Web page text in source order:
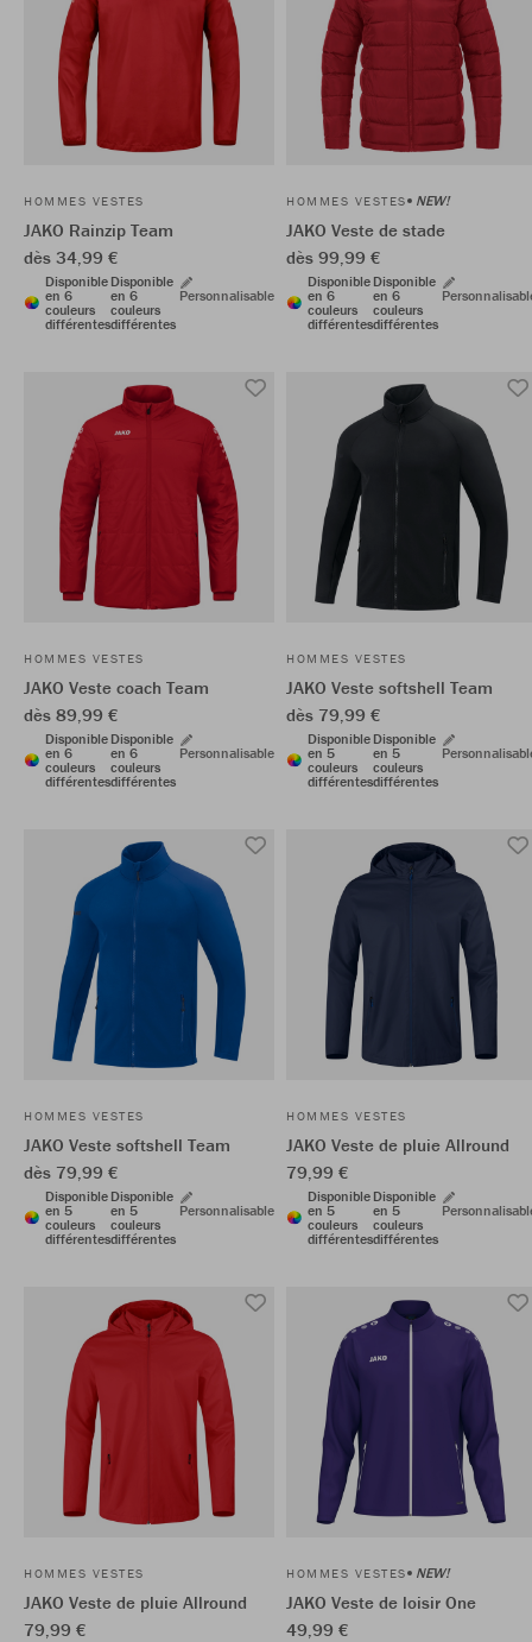
HOMMES VESTES
JAKO Rainzip Team
dès 34,99 €
Disponible
en 6
couleurs
différentes
Disponible
en 6
couleurs
différentes
Personnalisable
HOMMES VESTES NEW!
JAKO Veste de stade
dès 99,99 €
Disponible
en 6
couleurs
différentes
Disponible
en 6
couleurs
différentes
HOMMES VESTES
JAKO Veste coach Team
dès 89,99 €
Disponible
en 6
couleurs
différentes
Disponible
en 6
couleurs
différentes
Personnalisable
HOMMES VESTES
JAKO Veste softshell Team
dès 79,99 €
Disponible
en 5
couleurs
différentes
Disponible
en 5
couleurs
différentes
HOMMES VESTES
JAKO Veste softshell Team
dès 79,99 €
Disponible
en 5
couleurs
différentes
Disponible
en 5
couleurs
différentes
Personnalisable
HOMMES VESTES
JAKO Veste de pluie Allround
79,99 €
Disponible
en 5
couleurs
différentes
Disponible
en 5
couleurs
différentes
HOMMES VESTES
JAKO Veste de pluie Allround
79,99 €
HOMMES VESTES NEW!
JAKO Veste de loisir One
49,99 €